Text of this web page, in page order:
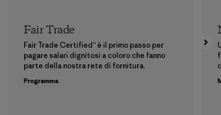
Fair Trade
Fair Trade Certified™ è il primo passo per
pagare salari dignitosi a coloro che fanno
parte della nostra rete di fornitura.
Programma